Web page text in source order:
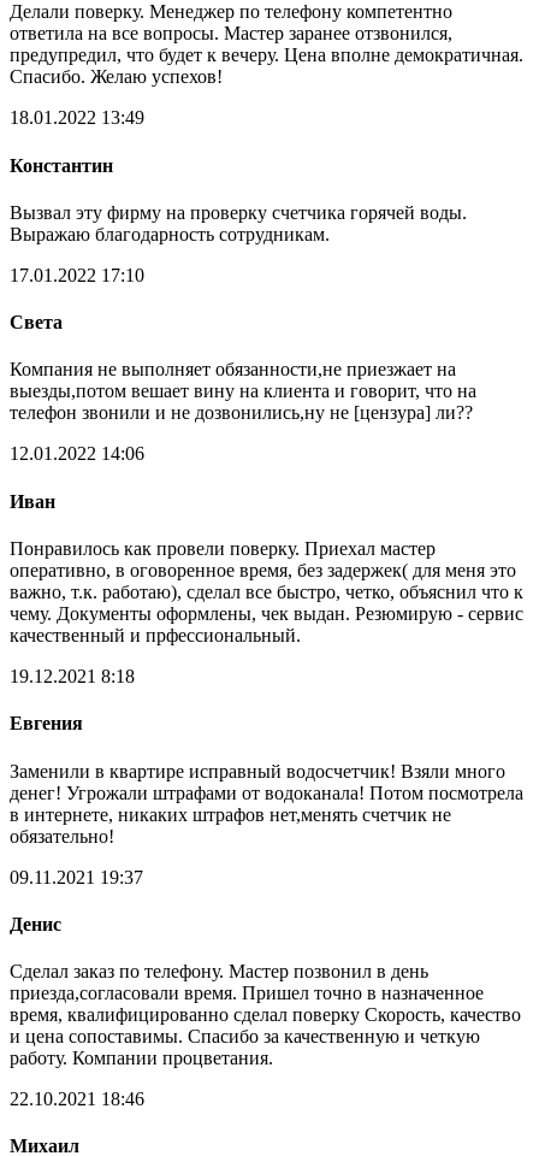
Делали поверку. Менеджер по телефону компетентно
ответила на все вопросы. Мастер заранее отзвонился,
предупредил, что будет к вечеру. Цена вполне демократичная.
Спасибо. Желаю успехов!
18.01.2022 13:49
Константин
Вызвал эту фирму на проверку счетчика горячей воды.
Выражаю благодарность сотрудникам.
17.01.2022 17:10
Света
Компания не выполняет обязанности,не приезжает на
выезды,потом вешает вину на клиента и говорит, что на
телефон звонили и не дозвонились,ну не [цензура] ли??
12.01.2022 14:06
Иван
Понравилось как провели поверку. Приехал мастер
оперативно, в оговоренное время, без задержек( для меня это
важно, т.к. работаю), сделал все быстро, четко, объяснил что к
чему. Документы оформлены, чек выдан. Резюмирую - сервис
качественный и прфессиональный.
19.12.2021 8:18
Евгения
Заменили в квартире исправный водосчетчик! Взяли много
денег! Угрожали штрафами от водоканала! Потом посмотрела
в интернете, никаких штрафов нет,менять счетчик не
обязательно!
09.11.2021 19:37
Денис
Сделал заказ по телефону. Мастер позвонил в день
приезда,согласовали время. Пришел точно в назначенное
время, квалифицированно сделал поверку Скорость, качество
и цена сопоставимы. Спасибо за качественную и четкую
работу. Компании процветания.
22.10.2021 18:46
Михаил